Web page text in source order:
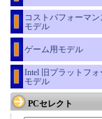
コストパフォーマン
モデル
ゲーム用モデル
Intel 旧プラットフォ
モデル
PCセレクト